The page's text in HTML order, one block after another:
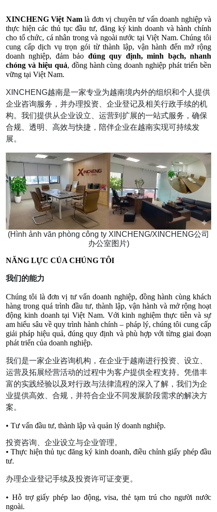
XINCHENG Việt Nam là đơn vị chuyên tư vấn doanh nghiệp và
thực hiện các thủ tục đầu tư, đăng ký kinh doanh và hành chính
cho tổ chức, cá nhân trong và ngoài nước tại Việt Nam. Chúng tôi
cung cấp dịch vụ trọn gói từ thành lập, vận hành đến mở rộng
doanh nghiệp, đảm bảo đúng quy định, minh bạch, nhanh
chóng và hiệu quả, đồng hành cùng doanh nghiệp phát triển bền
vững tại Việt Nam.
XINCHENG越南是一家专业为越南境内外的组织和个人提供
企业咨询服务，并办理投资、企业登记及相关行政手续的机
构。我们提供从企业设立、运营到扩展的一站式服务，确保
合规、透明、高效与快捷，陪伴企业在越南实现可持续发
展。
(Hình ảnh văn phòng công ty XINCHENG/XINCHENG公司
办公室图片)
NĂNG LỰC CỦA CHÚNG TÔI
我们的能力
Chúng tôi là đơn vị tư vấn doanh nghiệp, đồng hành cùng khách
hàng trong quá trình đầu tư, thành lập, vận hành và mở rộng hoạt
động kinh doanh tại Việt Nam. Với kinh nghiệm thực tiễn và sự
am hiểu sâu về quy trình hành chính – pháp lý, chúng tôi cung cấp
giải pháp hiệu quả, đúng quy định và phù hợp với từng giai đoạn
phát triển của doanh nghiệp.
我们是一家企业咨询机构，在企业于越南进行投资、设立、
运营及拓展经营活动的过程中为客户提供全程支持。凭借丰
富的实践经验以及对行政与法律流程的深入了解，我们为企
业提供高效、合规，并符合企业不同发展阶段需求的解决方
案。
• Tư vấn đầu tư, thành lập và quản lý doanh nghiệp.
投资咨询、企业设立与企业管理。
• Thực hiện thủ tục đăng ký kinh doanh, điều chỉnh giấy phép đầu
tư.
办理企业登记手续及投资许可证变更。
• Hỗ trợ giấy phép lao động, visa, thẻ tạm trú cho người nước
ngoài.